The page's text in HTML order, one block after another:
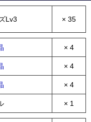
Lv3 × 35
× 4
× 4
× 4
× 1